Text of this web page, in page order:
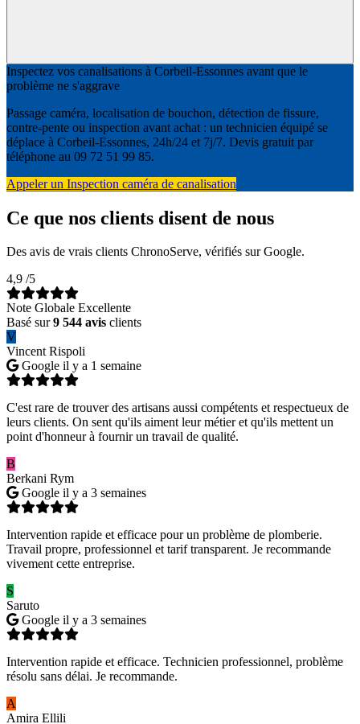
Inspectez vos canalisations à Corbeil-Essonnes avant que le
problème ne s'aggrave
Passage caméra, localisation de bouchon, détection de fissure,
contre-pente ou inspection avant achat : un technicien équipé se
déplace à Corbeil-Essonnes, 24h/24 et 7j/7. Devis gratuit par
téléphone au 09 72 51 99 85.
Appeler un Inspection caméra de canalisation
Ce que nos clients disent de nous
Des avis de vrais clients ChronoServe, vérifiés sur Google.
4,9 /5
Note Globale Excellente
Basé sur9 544 avis clients
V
Vincent Rispoli
Google il y a 1 semaine
C'est rare de trouver des artisans aussi compétents et respectueux de
leurs clients. On sent qu'ils aiment leur métier et qu'ils mettent un
point d'honneur à fournir un travail de qualité.
B
Berkani Rym
Google il y a 3 semaines
Intervention rapide et efficace pour un problème de plomberie.
Travail propre, professionnel et tarif transparent. Je recommande
vivement cette entreprise.
S
Saruto
Google il y a 3 semaines
Intervention rapide et efficace. Technicien professionnel, problème
résolu sans délai. Je recommande.
A
Amira Ellili